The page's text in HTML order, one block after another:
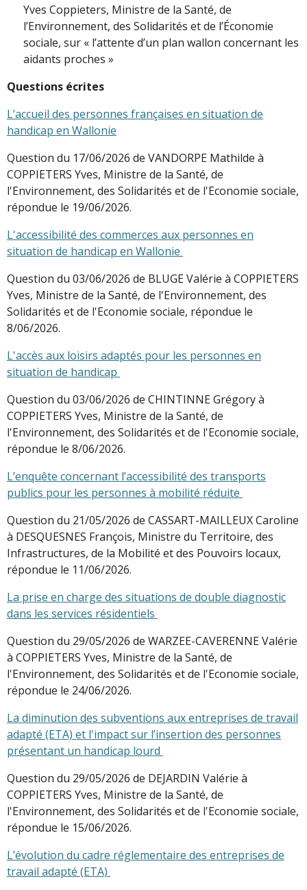
Yves Coppieters, Ministre de la Santé, de
l’Environnement, des Solidarités et de l’Économie
sociale, sur « l’attente d’un plan wallon concernant les
aidants proches »
Questions écrites
L’accueil des personnes françaises en situation de
handicap en Wallonie
Question du 17/06/2026 de VANDORPE Mathilde à
COPPIETERS Yves, Ministre de la Santé, de
l'Environnement, des Solidarités et de l'Economie sociale,
répondue le 19/06/2026.
L'accessibilité des commerces aux personnes en
situation de handicap en Wallonie
Question du 03/06/2026 de BLUGE Valérie à COPPIETERS
Yves, Ministre de la Santé, de l'Environnement, des
Solidarités et de l'Economie sociale, répondue le
8/06/2026.
L'accès aux loisirs adaptés pour les personnes en
situation de handicap
Question du 03/06/2026 de CHINTINNE Grégory à
COPPIETERS Yves, Ministre de la Santé, de
l'Environnement, des Solidarités et de l'Economie sociale,
répondue le 8/06/2026.
L’enquête concernant l’accessibilité des transports
publics pour les personnes à mobilité réduite
Question du 21/05/2026 de CASSART-MAILLEUX Caroline
à DESQUESNES François, Ministre du Territoire, des
Infrastructures, de la Mobilité et des Pouvoirs locaux,
répondue le 11/06/2026.
La prise en charge des situations de double diagnostic
dans les services résidentiels
Question du 29/05/2026 de WARZEE-CAVERENNE Valérie
à COPPIETERS Yves, Ministre de la Santé, de
l'Environnement, des Solidarités et de l'Economie sociale,
répondue le 24/06/2026.
La diminution des subventions aux entreprises de travail
adapté (ETA) et l'impact sur l’insertion des personnes
présentant un handicap lourd
Question du 29/05/2026 de DEJARDIN Valérie à
COPPIETERS Yves, Ministre de la Santé, de
l'Environnement, des Solidarités et de l'Economie sociale,
répondue le 15/06/2026.
L’évolution du cadre réglementaire des entreprises de
travail adapté (ETA)